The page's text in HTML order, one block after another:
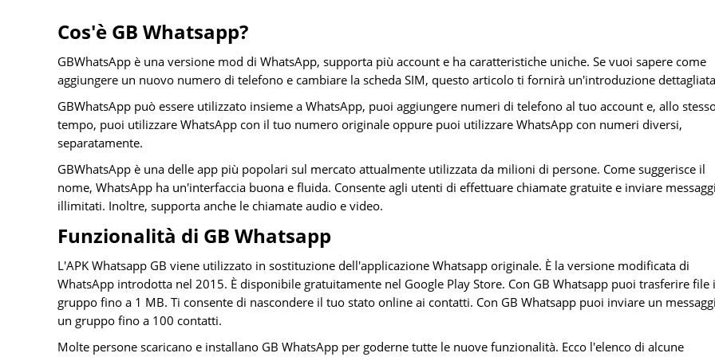
Cos'è GB Whatsapp?
GBWhatsApp è una versione mod di WhatsApp, supporta più account e ha caratteristiche uniche. Se vuoi sapere come
aggiungere un nuovo numero di telefono e cambiare la scheda SIM, questo articolo ti fornirà un'introduzione
GBWhatsApp può essere utilizzato insieme a WhatsApp, puoi aggiungere numeri di telefono al tuo account e, allo
tempo, puoi utilizzare WhatsApp con il tuo numero originale oppure puoi utilizzare WhatsApp con numeri diversi,
separatamente.
GBWhatsApp è una delle app più popolari sul mercato attualmente utilizzata da milioni di persone. Come suggerisce il
nome, WhatsApp ha un'interfaccia buona e fluida. Consente agli utenti di effettuare chiamate gratuite e inviare messaggi
illimitati. Inoltre, supporta anche le chiamate audio e video.
Funzionalità di GB Whatsapp
L'APK Whatsapp GB viene utilizzato in sostituzione dell'applicazione Whatsapp originale. È la versione modificata di
WhatsApp introdotta nel 2015. È disponibile gratuitamente nel Google Play Store. Con GB Whatsapp puoi trasferire file
gruppo fino a 1 MB. Ti consente di nascondere il tuo stato online ai contatti. Con GB Whatsapp puoi inviare un
un gruppo fino a 100 contatti.
Molte persone scaricano e installano GB WhatsApp per goderne tutte le nuove funzionalità. Ecco l'elenco di alcune